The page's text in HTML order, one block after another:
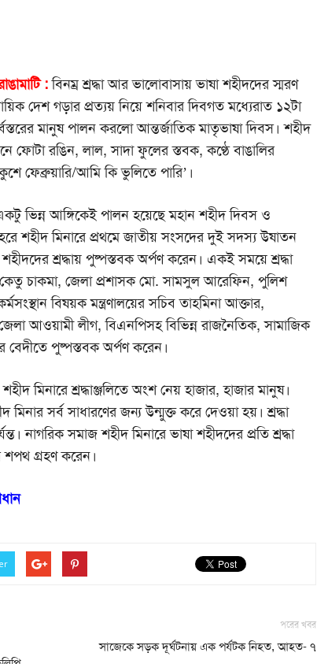
: বিনম্র শ্রদ্ধা আর ভালোবাসায় ভাষা শহীদদের স্মরণ
দেশ গড়ার প্রত্যয় নিয়ে শনিবার দিবগত মধ্যেরাত ১২টা
মানুষ পালন করলো আন্তর্জাতিক মাতৃভাষা দিবস। শহীদ
ফোটা রঙিন, লাল, সাদা ফুলের স্তবক, কণ্ঠে বাঙালির
ফেব্রুয়ারি/আমি কি ভুলিতে পারি’।
একটু ভিন্ন আঙ্গিকেই পালন হয়েছে মহান শহীদ দিবস ও
শহীদ মিনারে প্রথমে জাতীয় সংসদের দুই সদস্য উষাতন
শ্রদ্ধায় পুষ্পস্তবক অর্পণ করেন। একই সময়ে শ্রদ্ধা
কেতু চাকমা, জেলা প্রশাসক মো. সামসুল আরেফিন, পুলিশ
বিষয়ক মন্ত্রণালয়ের সচিব তাহমিনা আক্তার,
আওয়ামী লীগ, বিএনপিসহ বিভিন্ন রাজনৈতিক, সামাজিক
বেদীতে পুষ্পস্তবক অর্পণ করেন।
মিনারে শ্রদ্ধাঞ্জলিতে অংশ নেয় হাজার, হাজার মানুষ।
মিনার সর্ব সাধারণের জন্য উন্মুক্ত করে দেওয়া হয়। শ্রদ্ধা
নাগরিক সমাজ শহীদ মিনারে ভাষা শহীদদের প্রতি শ্রদ্ধা
শপথ গ্রহণ করেন।
পরের খবর
সাজেকে সড়ক দূর্ঘটনায় এক পর্যটক নিহত, আহত- ৭